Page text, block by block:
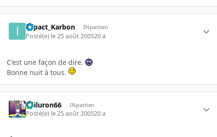
INpact_Karbon INpactien
Posté(e) le 25 août 200520 a
C'est une façon de dire.
Bonne nuit à tous.
gailuron66 INpactien
Posté(e) le 25 août 200520 a